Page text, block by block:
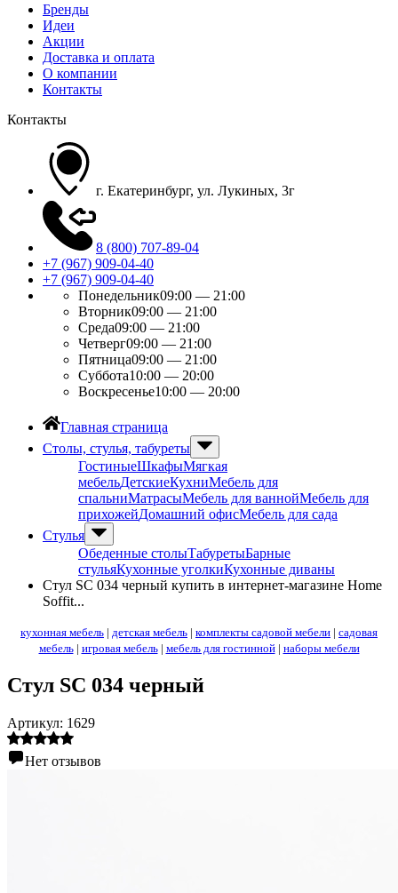
Бренды
Идеи
Акции
Доставка и оплата
О компании
Контакты
Контакты
г. Екатеринбург, ул. Лукиных, 3г
8 (800) 707-89-04
+7 (967) 909-04-40
+7 (967) 909-04-40
Понедельник09:00 — 21:00
Вторник09:00 — 21:00
Среда09:00 — 21:00
Четверг09:00 — 21:00
Пятница09:00 — 21:00
Суббота10:00 — 20:00
Воскресенье10:00 — 20:00
Главная страница
Столы, стулья, табуреты
ГостиныеШкафыМягкая
мебельДетскиеКухниМебель для
спальниМатрасыМебель для ваннойМебель для
прихожейДомашний офисМебель для сада
Стулья
Обеденные столыТабуретыБарные
стульяКухонные уголкиКухонные диваны
Стул SC 034 черный купить в интернет-магазине Home
Soffit...
кухонная мебель | детская мебель | комплекты садовой мебели | садовая
мебель| игровая мебель| мебель для гостинной| наборы мебели
Стул SC 034 черный
Артикул: 1629
Нет отзывов